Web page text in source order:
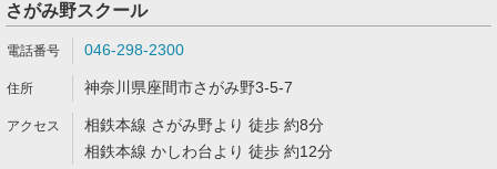
さがみ野スクール
046-298-2300
神奈川県座間市さがみ野3-5-7
相鉄本線 さがみ野より 徒歩 約8分
相鉄本線 かしわ台より 徒歩 約12分